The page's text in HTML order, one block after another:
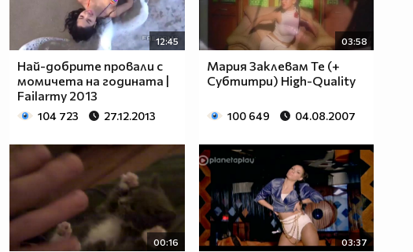
12:45
Най-добрите провали с
момичета на годината |
Failarmy 2013
104 723 27.12.2013
03:58
Мария Заклевам Те (+
Субтитри) High-Quality
100 649 04.08.2007
00:16 03:37